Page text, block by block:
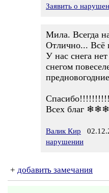
Заявить о
Мила. Всегда
Отлично... Всё
У нас снега
снегом
Всех благ
Валик Кир
нарушении
+ добавить замечания